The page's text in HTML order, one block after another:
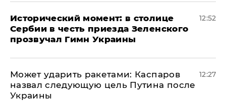
Исторический момент: в столице
Сербии в честь приезда Зеленского
прозвучал Гимн Украины
12:52
Может ударить ракетами: Каспаров
назвал следующую цель Путина после
Украины
12:27